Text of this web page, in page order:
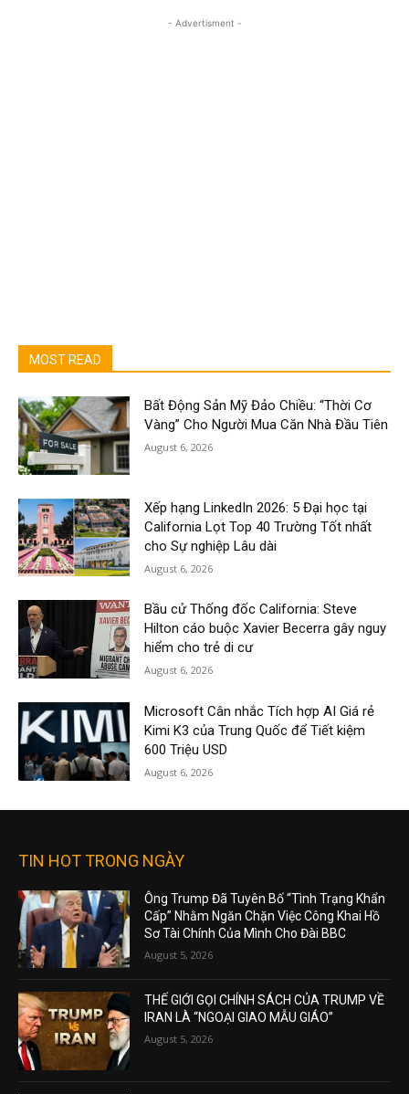
- Advertisment -
MOST READ
Bất Động Sản Mỹ Đảo Chiều: “Thời Cơ
Vàng” Cho Người Mua Căn Nhà Đầu Tiên
August 6, 2026
Xếp hạng LinkedIn 2026: 5 Đại học tại
California Lọt Top 40 Trường Tốt nhất
cho Sự nghiệp Lâu dài
August 6, 2026
Bầu cử Thống đốc California: Steve
Hilton cáo buộc Xavier Becerra gây nguy
hiểm cho trẻ di cư
August 6, 2026
Microsoft Cân nhắc Tích hợp AI Giá rẻ
Kimi K3 của Trung Quốc để Tiết kiệm
600 Triệu USD
August 6, 2026
TIN HOT TRONG NGÀY
Ông Trump Đã Tuyên Bố “Tình Trạng Khẩn
Cấp” Nhằm Ngăn Chặn Việc Công Khai Hồ
Sơ Tài Chính Của Mình Cho Đài BBC
August 5, 2026
THẾ GIỚI GỌI CHÍNH SÁCH CỦA TRUMP VỀ
IRAN LÀ “NGOẠI GIAO MẪU GIÁO”
August 5, 2026